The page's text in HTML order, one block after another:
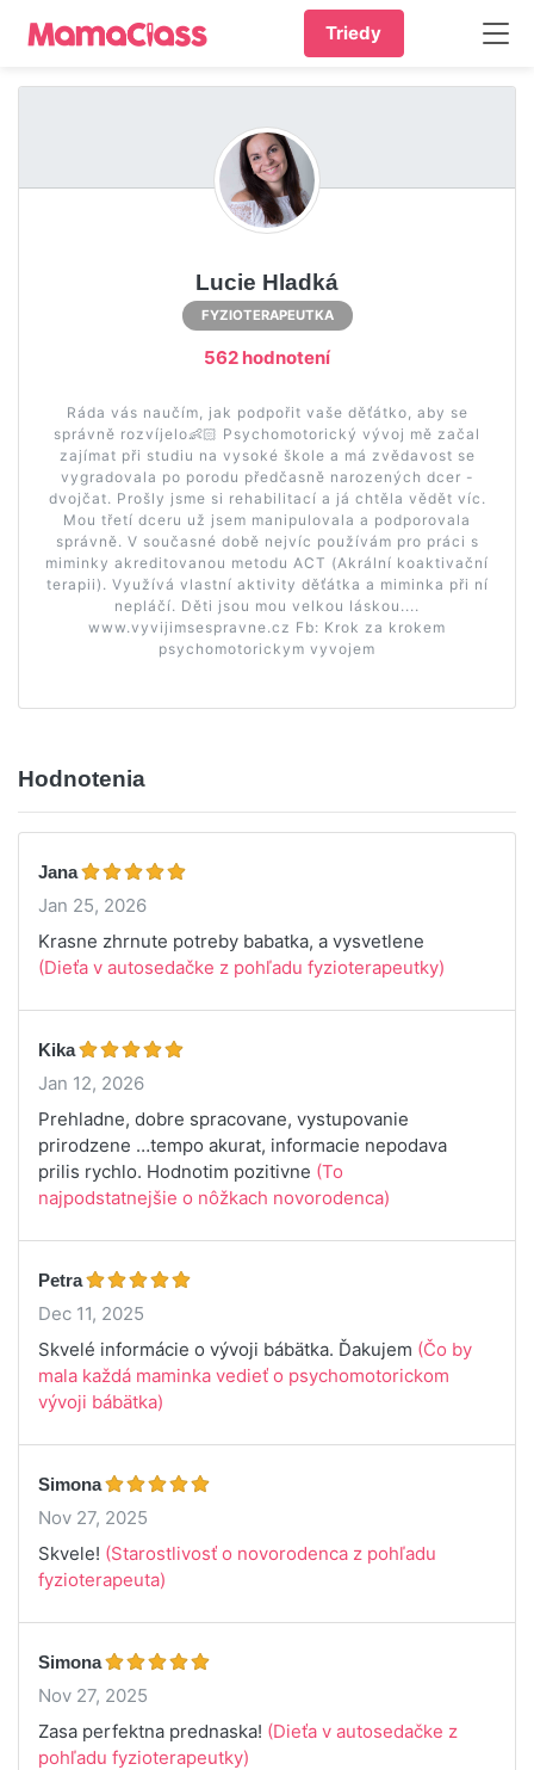
Triedy
Lucie Hladká
FYZIOTERAPEUTKA
562 hodnotení
Ráda vás naučím, jak podpořit vaše děťátko, aby se
správně rozvíjelo👶🏻 Psychomotorický vývoj mě začal
zajímat při studiu na vysoké škole a má zvědavost se
vygradovala po porodu předčasně narozených dcer -
dvojčat. Prošly jsme si rehabilitací a já chtěla vědět víc.
Mou třetí dceru už jsem manipulovala a podporovala
správně. V současné době nejvíc používám pro práci s
miminky akreditovanou metodu ACT (Akrální koaktivační
terapii). Využívá vlastní aktivity děťátka a miminka při ní
nepláčí. Děti jsou mou velkou láskou....
www.vyvijimsespravne.cz Fb: Krok za krokem
psychomotorickym vyvojem
Hodnotenia
Jana
Jan 25, 2026
Krasne zhrnute potreby babatka, a vysvetlene
(Dieťa v autosedačke z pohľadu fyzioterapeutky)
Kika
Jan 12, 2026
Prehladne, dobre spracovane, vystupovanie
prirodzene …tempo akurat, informacie nepodava
prilis rychlo. Hodnotim pozitivne (To
najpodstatnejšie o nôžkach novorodenca)
Petra
Dec 11, 2025
Skvelé informácie o vývoji bábätka. Ďakujem (Čo by
mala každá maminka vedieť o psychomotorickom
vývoji bábätka)
Simona
Nov 27, 2025
Skvele! (Starostlivosť o novorodenca z pohľadu
fyzioterapeuta)
Simona
Nov 27, 2025
Zasa perfektna prednaska! (Dieťa v autosedačke z
pohľadu fyzioterapeutky)